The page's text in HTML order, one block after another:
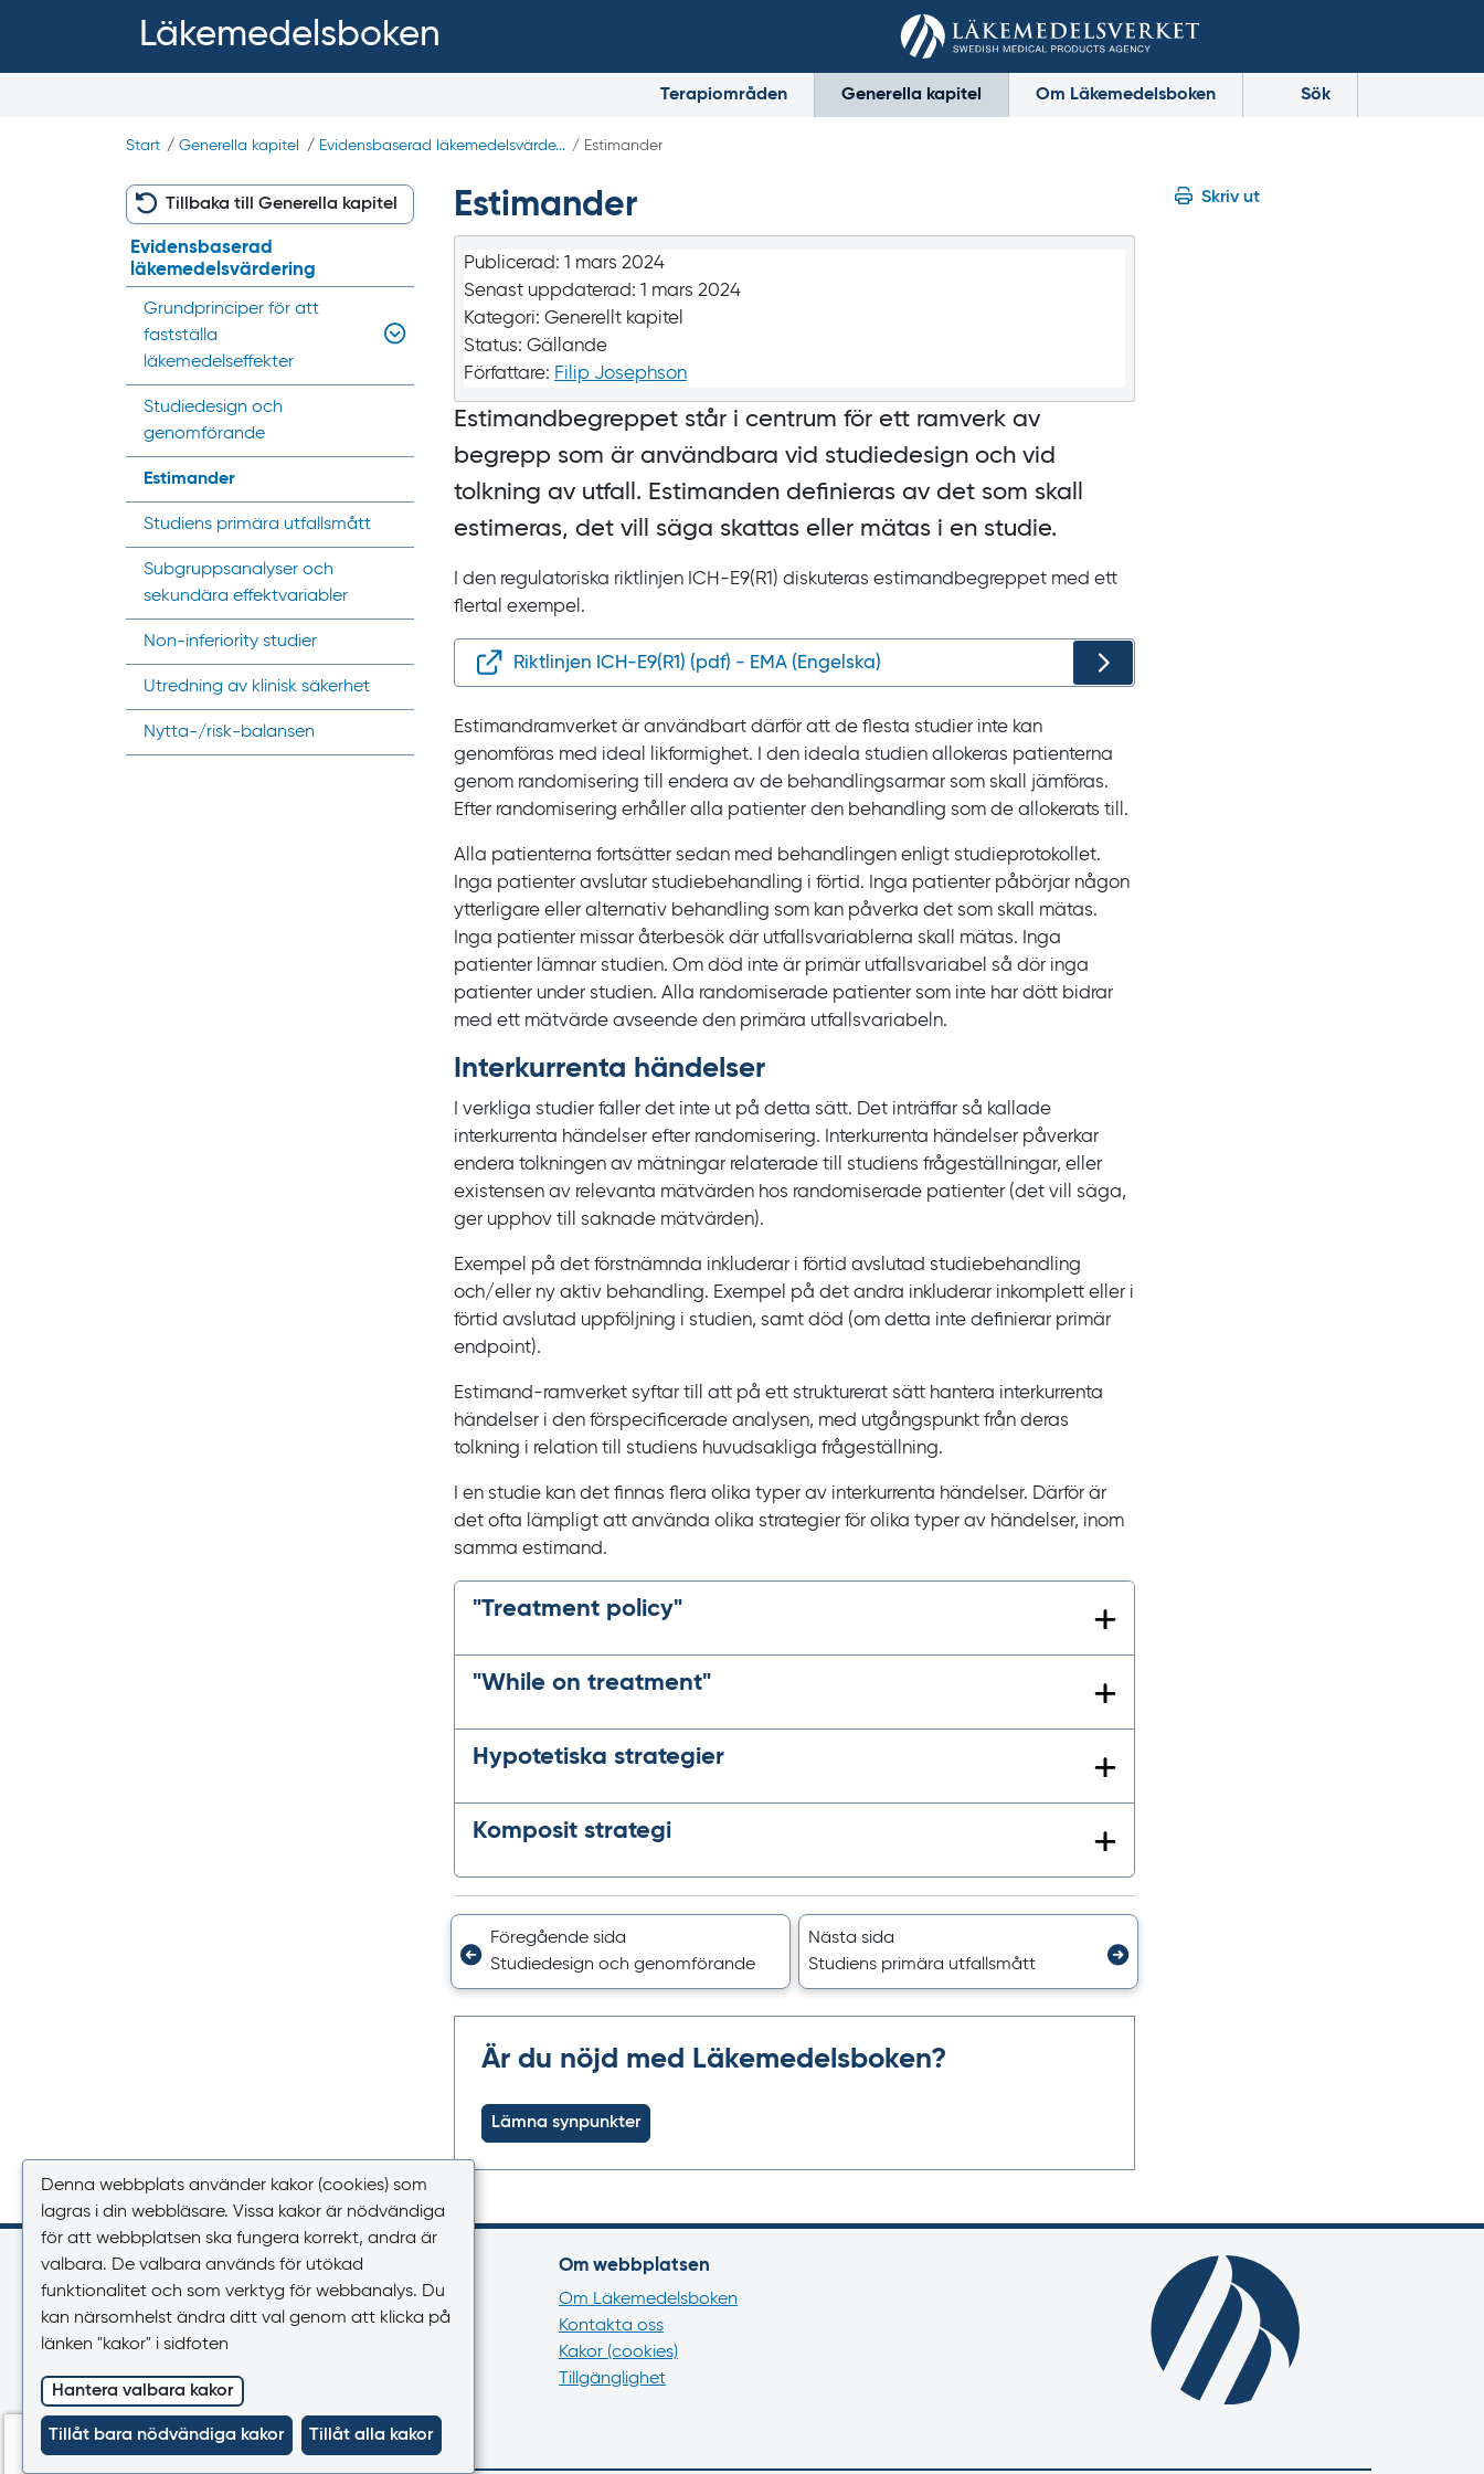
Läkemedelsboken
Terapiområden Generella kapitel Om Läkemedelsboken Sök
Start /Generella kapitel / Evidensbaserad läkemedelsvärde... / Estimander
Skriv ut
Estimander
Publicerad: 1 mars 2024
Senast uppdaterad: 1 mars 2024
Kategori: Generellt kapitel
Status: Gällande
Författare: Filip Josephson
Estimandbegreppet står i centrum för ett ramverk av
begrepp som är användbara vid studiedesign och vid
tolkning av utfall. Estimanden definieras av det som skall
estimeras, det vill säga skattas eller mätas i en studie.
I den regulatoriska riktlinjen ICH‍-‍E9(R1) diskuteras estimandbegreppet med ett
flertal exempel.
Riktlinjen ICH-E9(R1) (pdf) - EMA (Engelska)
Estimandramverket är användbart därför att de flesta studier inte kan
genomföras med ideal likformighet. I den ideala studien allokeras patienterna
genom randomisering till endera av de behandlingsarmar som skall jämföras.
Efter randomisering erhåller alla patienter den behandling som de allokerats till.
Alla patienterna fortsätter sedan med behandlingen enligt studieprotokollet.
Inga patienter avslutar studiebehandling i förtid. Inga patienter påbörjar någon
ytterligare eller alternativ behandling som kan påverka det som skall mätas.
Inga patienter missar återbesök där utfallsvariablerna skall mätas. Inga
patienter lämnar studien. Om död inte är primär utfallsvariabel så dör inga
patienter under studien. Alla randomiserade patienter som inte har dött bidrar
med ett mätvärde avseende den primära utfallsvariabeln.
Interkurrenta händelser
I verkliga studier faller det inte ut på detta sätt. Det inträffar så kallade
interkurrenta händelser efter randomisering. Interkurrenta händelser påverkar
endera tolkningen av mätningar relaterade till studiens frågeställningar, eller
existensen av relevanta mätvärden hos randomiserade patienter (det vill säga,
ger upphov till saknade mätvärden).
Exempel på det förstnämnda inkluderar i förtid avslutad studiebehandling
och/eller ny aktiv behandling. Exempel på det andra inkluderar inkomplett eller i
förtid avslutad uppföljning i studien, samt död (om detta inte definierar primär
endpoint).
Estimand-ramverket syftar till att på ett strukturerat sätt hantera interkurrenta
händelser i den förspecificerade analysen, med utgångspunkt från deras
tolkning i relation till studiens huvudsakliga frågeställning.
I en studie kan det finnas flera olika typer av interkurrenta händelser. Därför är
det ofta lämpligt att använda olika strategier för olika typer av händelser, inom
samma estimand.
"Treatment policy"
"While on treatment"
Hypotetiska strategier
Komposit strategi
Föregående sida
Studiedesign och genomförande
Nästa sida
Studiens primära utfallsmått
Är du nöjd med Läkemedelsboken?
Lämna synpunkter
Tillbaka till Generella kapitel
Evidensbaserad
läkemedelsvärdering
Grundprinciper för att
fastställa
läkemedelseffekter
Studiedesign och
genomförande
Estimander
Studiens primära utfallsmått
Subgrupps­analyser och
sekundära effektvariabler
Non-inferiority studier
Utredning av klinisk säkerhet
Nytta-/risk-balansen
Kontakt
Växel
E-post
registrator@lakemedelsverket.se
Om webbplatsen
Om Läkemedelsboken
Kontakta oss
Kakor (cookies)
Tillgänglighet
Denna webbplats använder kakor (cookies) som
lagras i din webbläsare. Vissa kakor är nödvändiga
för att webbplatsen ska fungera korrekt, andra är
valbara. De valbara används för utökad
funktionalitet och som verktyg för webbanalys. Du
kan närsomhelst ändra ditt val genom att klicka på
länken "kakor" i sidfoten
Hantera valbara kakor
Tillåt bara nödvändiga kakor Tillåt alla kakor